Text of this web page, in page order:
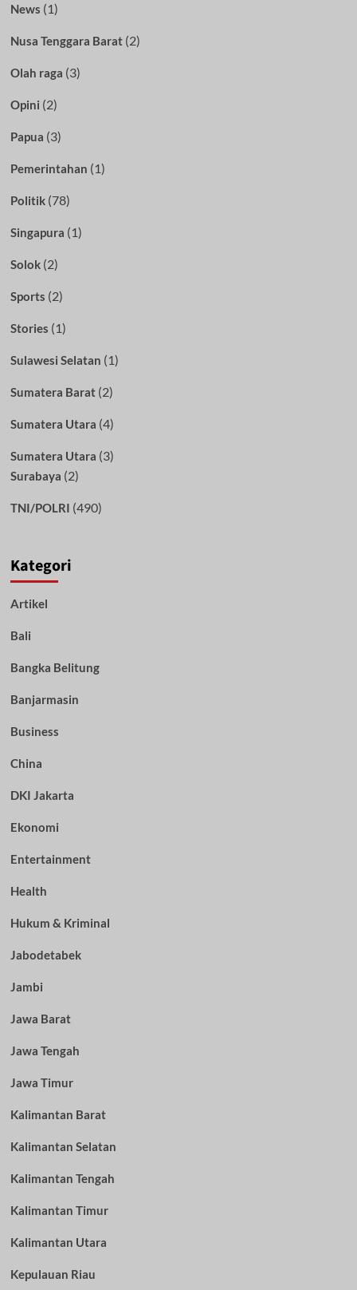
News (1)
Nusa Tenggara Barat(2)
Olah raga (3)
Opini (2)
Papua (3)
Pemerintahan (1)
Politik(78)
Singapura (1)
Solok(2)
Sports (2)
Stories (1)
Sulawesi Selatan (1)
Sumatera Barat(2)
Sumatera Utara (4)
Sumatera Utara (3)
Surabaya (2)
TNI/POLRI (490)
Kategori
Artikel
Bali
Bangka Belitung
Banjarmasin
Business
China
DKI Jakarta
Ekonomi
Entertainment
Health
Hukum & Kriminal
Jabodetabek
Jambi
Jawa Barat
Jawa Tengah
Jawa Timur
Kalimantan Barat
Kalimantan Selatan
Kalimantan Tengah
Kalimantan Timur
Kalimantan Utara
Kepulauan Riau